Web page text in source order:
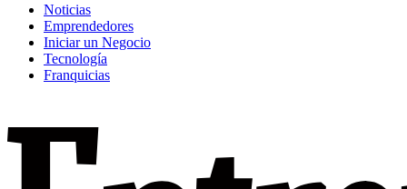
Noticias
Emprendedores
Iniciar un Negocio
Tecnología
Franquicias